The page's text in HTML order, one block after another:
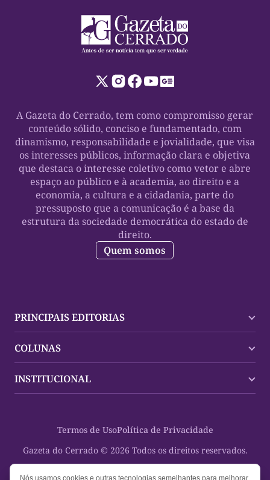
A Gazeta do Cerrado, tem como compromisso gerar
conteúdo sólido, conciso e fundamentado, com
dinamismo, responsabilidade e jovialidade, que visa
os interesses públicos, informação clara e objetiva
que destaca o interesse coletivo como vetor e abre
espaço ao público e à academia, ao direito e a
economia, a cultura e a cidadania, parte do
pressuposto que a comunicação é a base da
estrutura da sociedade democrática do estado de
direito.
Quem somos
PRINCIPAIS EDITORIAS
Palmas
Mundo
Oportunidades
Cultura
Saúde
Educação
COLUNAS
Policial
Planeta Vivo
Espaço Cidadania
Turistando Gazeta
Nosso Direito
INSTITUCIONAL
Gazeta do Cerrado © 2026 Todos os direitos reservados.
Termos de UsoPolítica de Privacidade
Nós usamos cookies e outras tecnologias semelhantes para melhorar